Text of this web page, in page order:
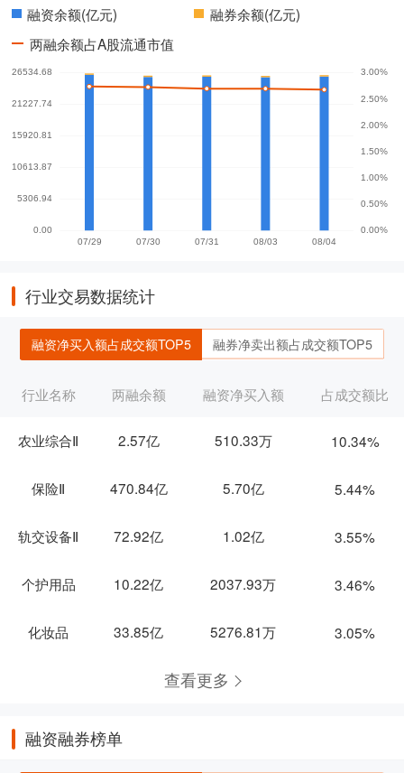
融资余额(亿元)
融券余额(亿元)
两融余额占A股流通市值
行业交易数据统计
融资净买入额占成交额TOP5 融券净卖出额占成交额TOP5
行业名称 两融余额 融资净买入额 占成交额比
农业综合Ⅱ 2.57亿 510.33万 10.34%
保险Ⅱ 470.84亿 5.70亿 5.44%
轨交设备Ⅱ 72.92亿 1.02亿 3.55%
个护用品 10.22亿 2037.93万 3.46%
化妆品 33.85亿 5276.81万 3.05%
查看更多
融资融券榜单